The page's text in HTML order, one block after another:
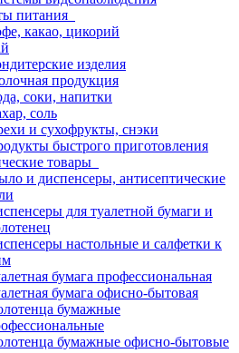
питания
какао, цикорий
изделия
продукция
соки, напитки
соль
и сухофрукты, снэки
быстрого приготовления
товары
и диспенсеры, антисептические
для туалетной бумаги и
настольные и салфетки к
бумага профессиональная
бумага офисно-бытовая
бумажные
бумажные офисно-бытовые